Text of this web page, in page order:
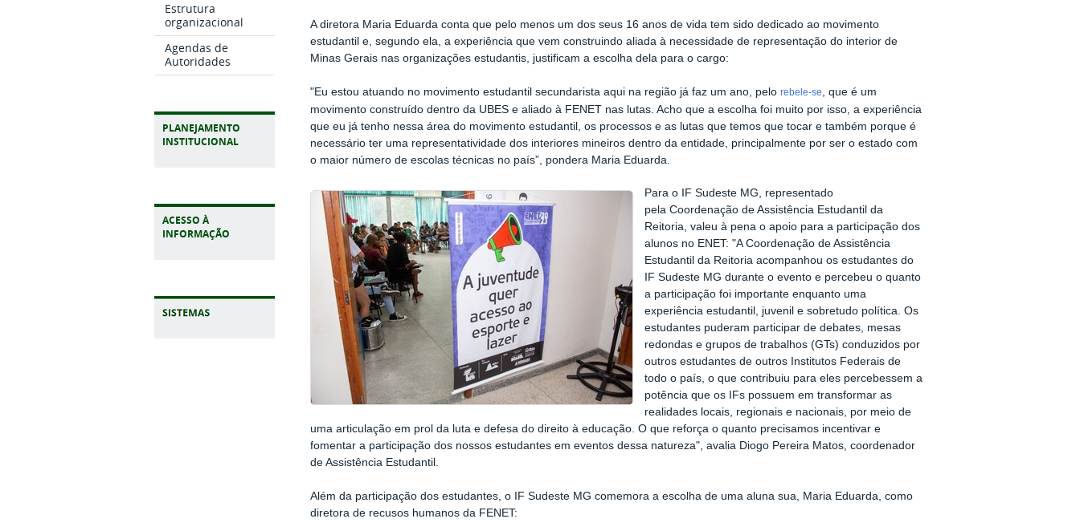
Estrutura
organizacional
Agendas de
Autoridades
PLANEJAMENTO
INSTITUCIONAL
ACESSO À
INFORMAÇÃO
A diretora Maria Eduarda conta que pelo menos um dos seus 16 anos de vida tem sido dedicado ao movimento
estudantil e, segundo ela, a experiência que vem construindo aliada à necessidade de representação do interior de
Minas Gerais nas organizações estudantis, justificam a escolha dela para o cargo:
"Eu estou atuando no movimento estudantil secundarista aqui na região já faz um ano, pelorebele-se
, que é um
movimento construído dentro da UBES e aliado à FENET nas lutas. Acho que a escolha foi muito por isso, a experiência
que eu já tenho nessa área do movimento estudantil, os processos e as lutas que temos que tocar e também porque é
necessário ter uma representatividade dos interiores mineiros dentro da entidade, principalmente por ser o estado com
o maior número de escolas técnicas no país”, pondera Maria Eduarda.
Para o IF Sudeste MG, representado
pela Coordenação de Assistência Estudantil da
Reitoria, valeu à pena o apoio para a participação dos
alunos no ENET: "A Coordenação de Assistência
Estudantil da Reitoria acompanhou os estudantes do
IF Sudeste MG durante o evento e percebeu o quanto
a participação foi importante enquanto uma
experiência estudantil, juvenil e sobretudo política. Os
estudantes puderam participar de debates, mesas
redondas e grupos de trabalhos (GTs) conduzidos por
outros estudantes de outros Institutos Federais de
todo o país, o que contribuiu para eles percebessem a
potência que os IFs possuem em transformar as
realidades locais, regionais e nacionais, por meio de
uma articulação em prol da luta e defesa do direito à educação. O que reforça o quanto precisamos incentivar e
fomentar a participação dos nossos estudantes em eventos dessa natureza", avalia Diogo Pereira Matos,coordenador
de Assistência Estudantil .
Além da participação dos estudantes, o IF Sudeste MG comemora a escolha de uma aluna sua, Maria Eduarda, como
diretora de recusos humanos da FENET: